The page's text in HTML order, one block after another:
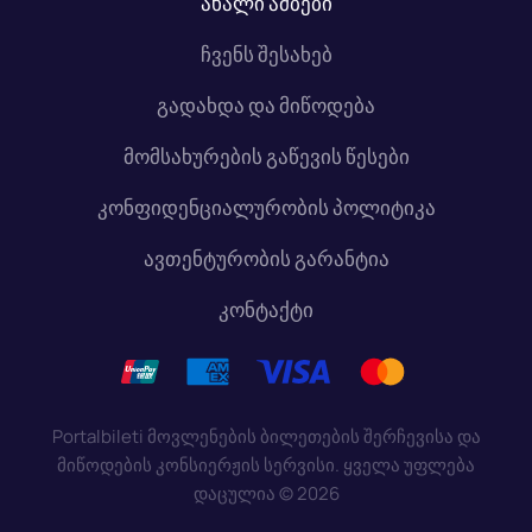
ჩვენს შესახებ
გადახდა და მიწოდება
მომსახურების გაწევის წესები
კონფიდენციალურობის პოლიტიკა
ავთენტურობის გარანტია
კონტაქტი
Portalbileti მოვლენების ბილეთების შერჩევისა და
მიწოდების კონსიერჟის სერვისი. ყველა უფლება
დაცულია©2026